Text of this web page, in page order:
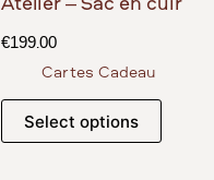
Atelier – Sac en cuir
€199.00
Cartes Cadeau
Select options